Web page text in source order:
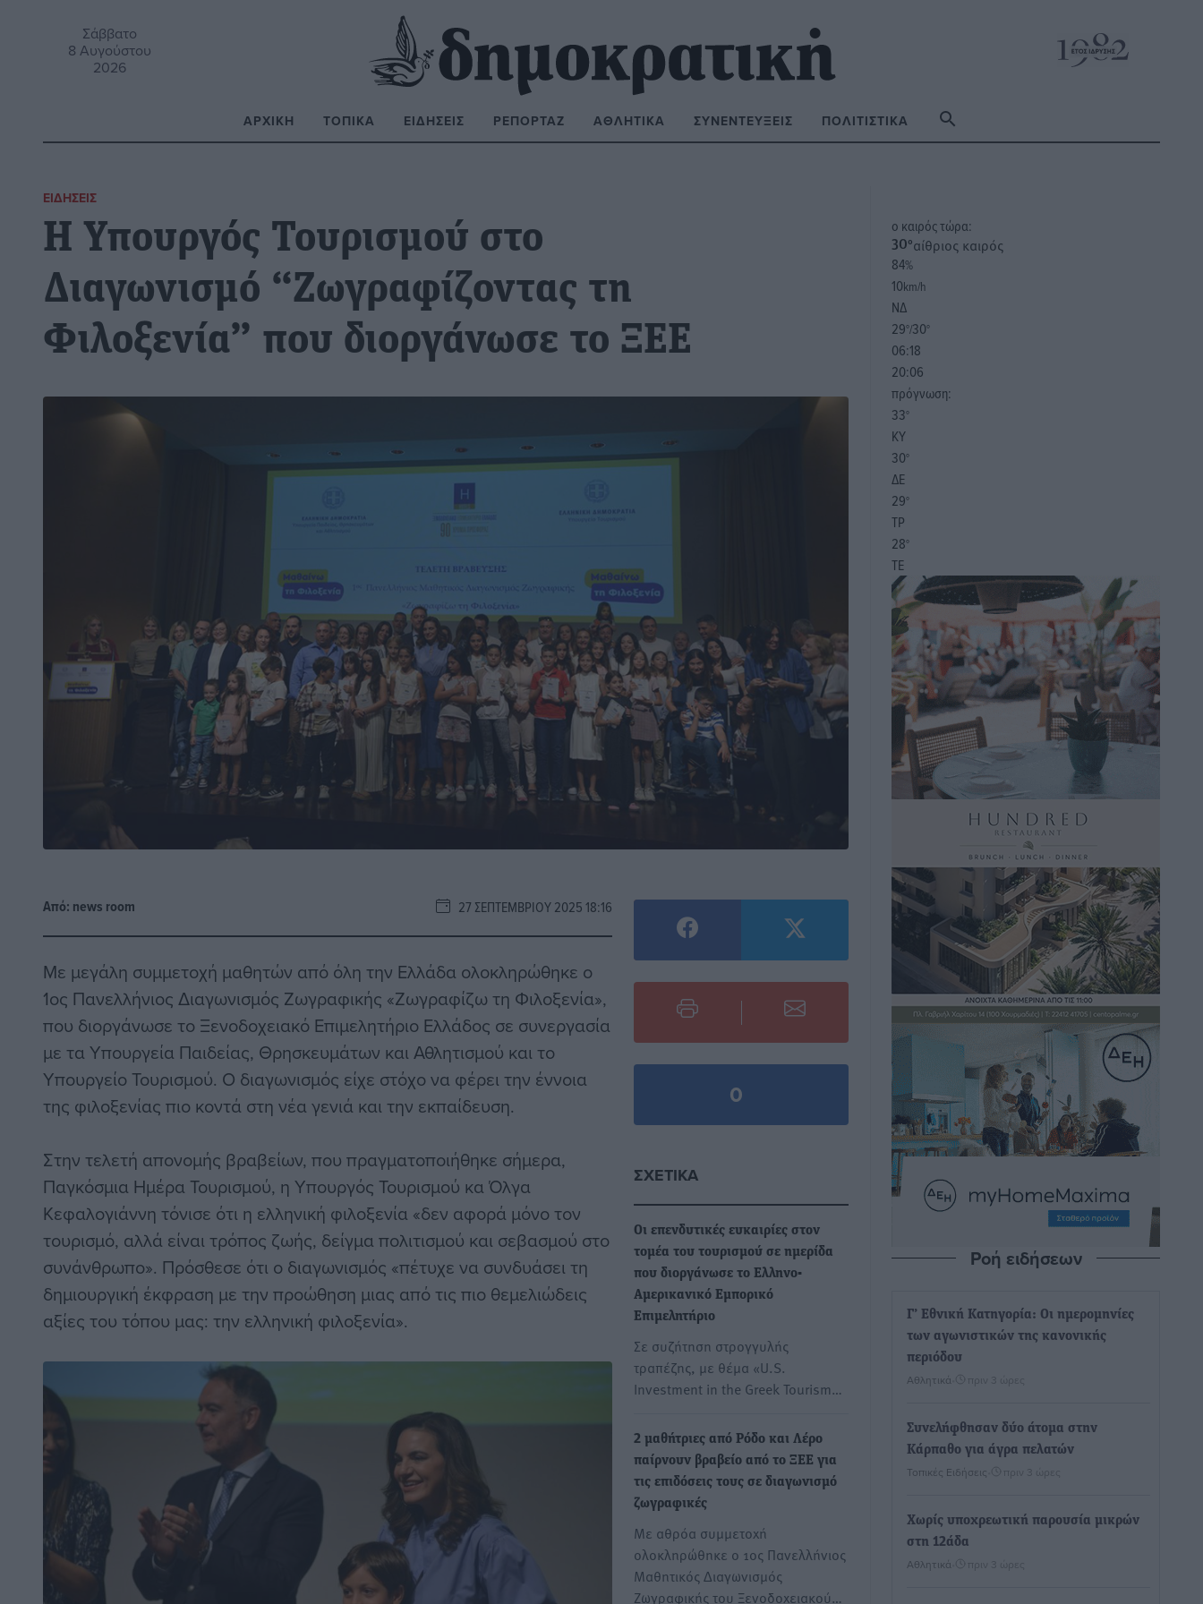
Σάββατο
8 Αυγούστου
2026
ΑΡΧΙΚΉ ΤΟΠΙΚΆ ΕΙΔΉΣΕΙΣ ΡΕΠΟΡΤΆΖ ΑΘΛΗΤΙΚΆ ΣΥΝΕΝΤΕΎΞΕΙΣ ΠΟΛΙΤΙΣΤΙΚΆ
ΕΙΔΉΣΕΙΣ
Η Υπουργός Τουρισμού στο
Διαγωνισμό “Ζωγραφίζοντας τη
Φιλοξενία” που διοργάνωσε το ΞΕΕ
Από: news room 27 ΣΕΠΤΕΜΒΡΊΟΥ 2025 18:16
Με μεγάλη συμμετοχή μαθητών από όλη την Ελλάδα ολοκληρώθηκε ο
1ος Πανελλήνιος Διαγωνισμός Ζωγραφικής «Ζωγραφίζω τη Φιλοξενία»,
που διοργάνωσε το Ξενοδοχειακό Επιμελητήριο Ελλάδος σε συνεργασία
με τα Υπουργεία Παιδείας, Θρησκευμάτων και Αθλητισμού και το
Υπουργείο Τουρισμού. Ο διαγωνισμός είχε στόχο να φέρει την έννοια
της φιλοξενίας πιο κοντά στη νέα γενιά και την εκπαίδευση.
Στην τελετή απονομής βραβείων, που πραγματοποιήθηκε σήμερα,
Παγκόσμια Ημέρα Τουρισμού, η Υπουργός Τουρισμού κα Όλγα
Κεφαλογιάννη τόνισε ότι η ελληνική φιλοξενία «δεν αφορά μόνο τον
τουρισμό, αλλά είναι τρόπος ζωής, δείγμα πολιτισμού και σεβασμού στο
συνάνθρωπο». Πρόσθεσε ότι ο διαγωνισμός «πέτυχε να συνδυάσει τη
δημιουργική έκφραση με την προώθηση μιας από τις πιο θεμελιώδεις
αξίες του τόπου μας: την ελληνική φιλοξενία».
0
ΣΧΕΤΙΚΆ
Οι επενδυτικές ευκαιρίες στον
τομέα του τουρισμού σε ημερίδα
που διοργάνωσε το Ελληνο-
Αμερικανικό Εμπορικό
Επιμελητήριο
Σε συζήτηση στρογγυλής
τραπέζης, με θέμα «U.S.
Investment in the Greek Tourism…
2 μαθήτριες από Ρόδο και Λέρο
παίρνουν βραβείο από το ΞΕΕ για
τις επιδόσεις τους σε διαγωνισμό
ζωγραφικές
Με αθρόα συμμετοχή
ολοκληρώθηκε ο 1ος Πανελλήνιος
Μαθητικός Διαγωνισμός
Ζωγραφικής του Ξενοδοχειακού…
o καιρός τώρα:
30°αίθριος καιρός
84%
10km/h
ΝΔ
29°/30°
06:18
20:06
πρόγνωση:
33°
ΚΥ
30°
ΔΕ
29°
ΤΡ
28°
ΤΕ
Ροή ειδήσεων
Γ’ Εθνική Κατηγορία: Οι ημερομηνίες
των αγωνιστικών της κανονικής
περιόδου
Αθλητικά πριν 3 ώρες
Συνελήφθησαν δύο άτομα στην
Κάρπαθο για άγρα πελατών
Τοπικές Ειδήσεις πριν 3 ώρες
Χωρίς υποχρεωτική παρουσία μικρών
στη 12άδα
Αθλητικά πριν 3 ώρες